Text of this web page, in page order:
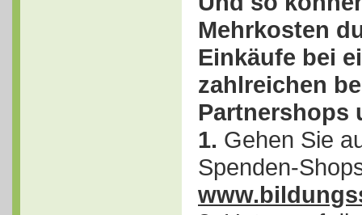
Mehrkosten
Einkäufe bei
zahlreichen
Partnershops
1. Gehen Sie
Spenden-